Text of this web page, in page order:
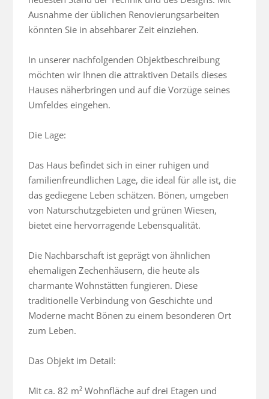
Ausnahme der üblichen Renovierungsarbeiten
könnten Sie in absehbarer Zeit einziehen.
In unserer nachfolgenden Objektbeschreibung
möchten wir Ihnen die attraktiven Details dieses
Hauses näherbringen und auf die Vorzüge seines
Umfeldes eingehen.
Die Lage:
Das Haus befindet sich in einer ruhigen und
familienfreundlichen Lage, die ideal für alle ist, die
das gediegene Leben schätzen. Bönen, umgeben
von Naturschutzgebieten und grünen Wiesen,
bietet eine hervorragende Lebensqualität.
Die Nachbarschaft ist geprägt von ähnlichen
ehemaligen Zechenhäusern, die heute als
charmante Wohnstätten fungieren. Diese
traditionelle Verbindung von Geschichte und
Moderne macht Bönen zu einem besonderen Ort
zum Leben.
Das Objekt im Detail:
Mit ca. 82 m² Wohnfläche auf drei Etagen und